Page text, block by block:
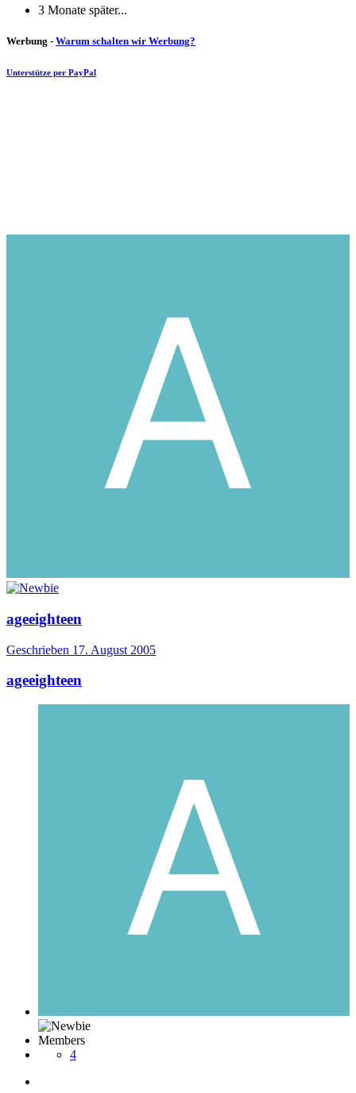
3 Monate später...
Werbung - Warum schalten wir Werbung?
Unterstütze per PayPal
ageeighteen
Geschrieben 17. August 2005
ageeighteen
Members
4